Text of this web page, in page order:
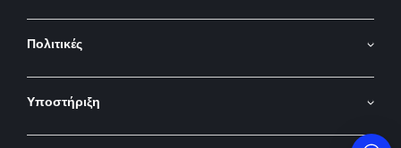
Γεννήτρια βίντεο AI
Μεταφραστής Βίντεο
API
Ιστολόγιο
Πολιτικές
Όροι & Προϋποθέσεις
Πολιτική Απορρήτου
Πολιτική Επιστροφών
Υποστήριξη
Σχετικά με Εμάς